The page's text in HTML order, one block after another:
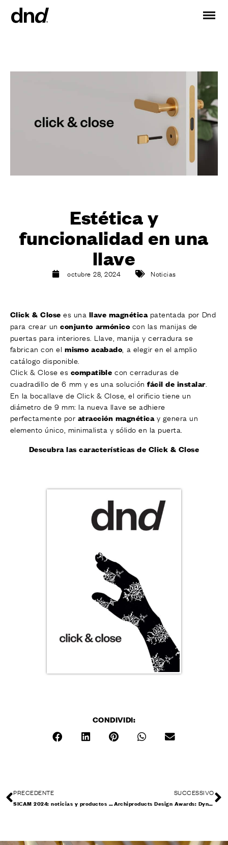
IT EN ES FR DE RU
Manijas para puertas
Pomos para puertas
Manillas para puertas correderas elevadoras
ACABADOS
SISTEMAS
SERVICIOS
CONTACTOS
Estética y
funcionalidad en una
llave
octubre 28, 2024 Noticias
Click & Close es una llave magnéticapatentada por Dnd
para crear unconjunto armónicocon las manijas de
puertas para interiores. Llave, manija y cerradura se
fabrican con elmismo acabado, a elegir en el amplio
catálogo disponible.
Click & Close es compatible con cerraduras de
cuadradillo de 6 mm y es una soluciónfácil de instalar.
En la bocallave de Click & Close, el orificio tiene un
diámetro de 9 mm: la nueva llave se adhiere
perfectamente por atracción magnéticay genera un
elemento único, minimalista y sólido en la puerta.
Descubra las características de Click & Close
CONDIVIDI:
PRECEDENTE
SICAM 2024: noticias y productos en Pordenone
SUCCESSIVO
Archiproducts Design Awards: Dynamic e Interna galardonados